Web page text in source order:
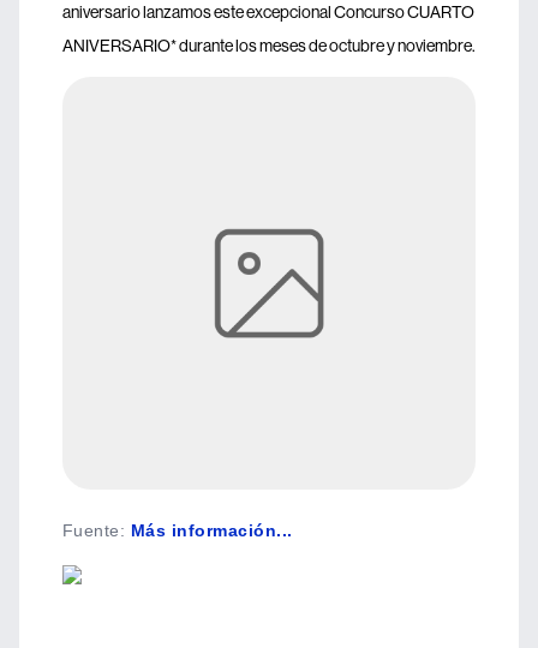
aniversario lanzamos este excepcional Concurso CUARTO
ANIVERSARIO* durante los meses de octubre y noviembre.
Fuente: Más información...